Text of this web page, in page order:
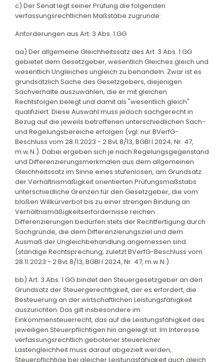
c) Der Senat legt seiner Prüfung die folgenden
verfassungsrechtlichen Maßstäbe zugrunde:
Anforderungen aus Art. 3 Abs. 1 GG
aa) Der allgemeine Gleichheitssatz des Art. 3 Abs. 1 GG
gebietet dem Gesetzgeber, wesentlich Gleiches gleich und
wesentlich Ungleiches ungleich zu behandeln. Zwar ist es
grundsätzlich Sache des Gesetzgebers, diejenigen
Sachverhalte auszuwählen, die er mit gleichen
Rechtsfolgen belegt und damit als "wesentlich gleich"
qualifiziert. Diese Auswahl muss jedoch sachgerecht in
Bezug auf die jeweils betroffenen unterschiedlichen Sach-
und Regelungsbereiche erfolgen (vgl. nur BVerfG-
Beschluss vom 28.11.2023 - 2 BvL 8/13, BGBl I 2024, Nr. 47,
m.w.N.). Dabei ergeben sich je nach Regelungsgegenstand
und Differenzierungsmerkmalen aus dem allgemeinen
Gleichheitssatz im Sinne eines stufenlosen, am Grundsatz
der Verhältnismäßigkeit orientierten Prüfungsmaßstabs
unterschiedliche Grenzen für den Gesetzgeber, die vom
bloßen Willkürverbot bis zu einer strengen Bindung an
Verhältnismäßigkeitserfordernisse reichen.
Differenzierungen bedürfen stets der Rechtfertigung durch
Sachgründe, die dem Differenzierungsziel und dem
Ausmaß der Ungleichbehandlung angemessen sind
(ständige Rechtsprechung, zuletzt BVerfG-Beschluss vom
28.11.2023 - 2 BvL 8/13, BGBl I 2024, Nr. 47, m.w.N.).
bb) Art. 3 Abs. 1 GG bindet den Steuergesetzgeber an den
Grundsatz der Steuergerechtigkeit, der es erfordert, die
Besteuerung an der wirtschaftlichen Leistungsfähigkeit
auszurichten. Das gilt insbesondere im
Einkommensteuerrecht, das auf die Leistungsfähigkeit des
jeweiligen Steuerpflichtigen hin angelegt ist. Im Interesse
verfassungsrechtlich gebotener steuerlicher
Lastengleichheit muss darauf abgezielt werden,
Steuerpflichtige bei gleicher Leistungsfähigkeit auch gleich